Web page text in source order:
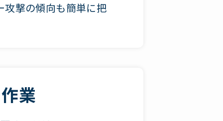
攻撃の傾向も簡単に把
業